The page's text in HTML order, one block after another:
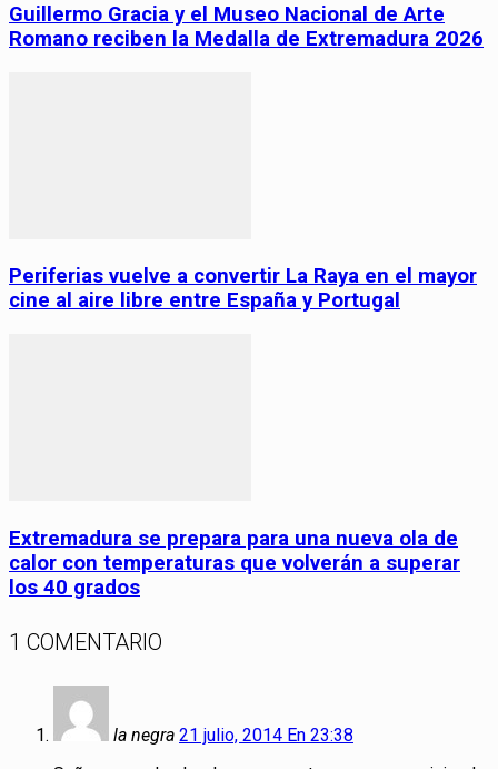
Guillermo Gracia y el Museo Nacional de Arte
Romano reciben la Medalla de Extremadura 2026
Periferias vuelve a convertir La Raya en el mayor
cine al aire libre entre España y Portugal
Extremadura se prepara para una nueva ola de
calor con temperaturas que volverán a superar
los 40 grados
1 COMENTARIO
la negra 21 julio, 2014 En 23:38